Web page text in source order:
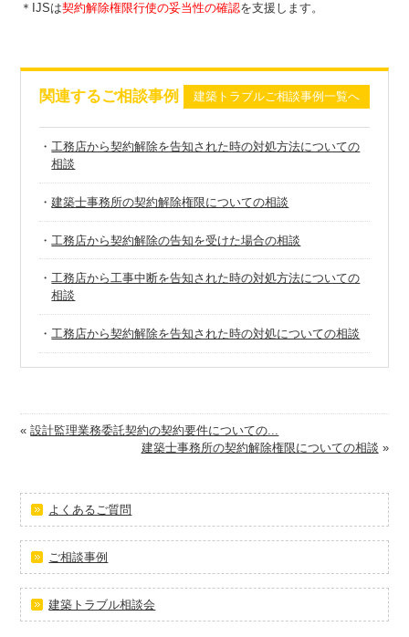
＊IJSは契約解除権限行使の妥当性の確認を支援します。
関連するご相談事例 建築トラブルご相談事例一覧へ
・工務店から契約解除を告知された時の対処方法についての
相談
・建築士事務所の契約解除権限についての相談
・ 工務店から契約解除の告知を受けた場合の相談
・工務店から工事中断を告知された時の対処方法についての
相談
・ 工務店から契約解除を告知された時の対処についての相談
«設計監理業務委託契約の契約要件についての...
建築士事務所の契約解除権限についての相談 »
よくあるご質問
ご相談事例
建築トラブル相談会